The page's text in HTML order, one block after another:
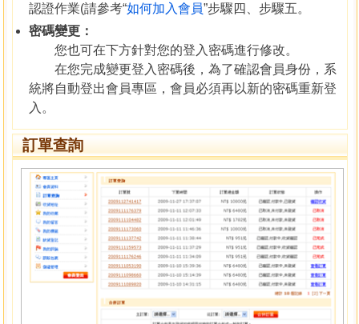
認證作業(請參考“如何加入會員”步驟四、步驟五。
密碼變更：
您也可在下方針對您的登入密碼進行修改。
在您完成變更登入密碼後，為了確認會員身份，系
統將自動登出會員專區，會員必須再以新的密碼重新登
入。
訂單查詢